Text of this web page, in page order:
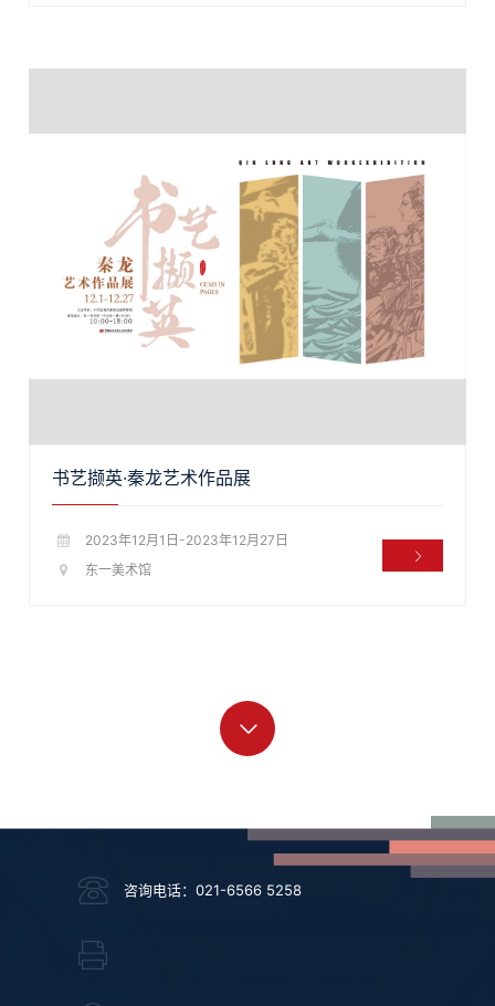
书艺撷英·秦龙艺术作品展
2023年12月1日-2023年12月27日
东一美术馆
咨询电话：021-6566 5258